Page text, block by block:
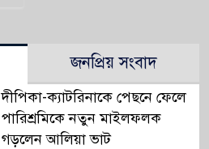
জনপ্রিয় সংবাদ
দীপিকা-ক্যাটরিনাকে পেছনে ফেলে
পারিশ্রমিকে নতুন মাইলফলক
গড়লেন আলিয়া ভাট